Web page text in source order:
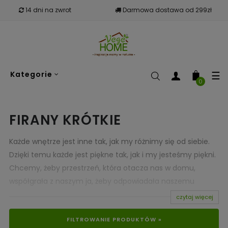
14 dni na zwrot Darmowa dostawa od 299zł
Kategorie ☰
0
FIRANY KRÓTKIE
Każde wnętrze jest inne tak, jak my różnimy się od siebie.
Dzięki temu każde jest piękne tak, jak i my jesteśmy piękni.
Chcemy, żeby przestrzeń, która otacza nas w domu,
poczuciu estetyki, pozwalała poczuć się bezpiecznie i
dawała swobodę. Przecież dom jest właśnie tym
miejscem, gdzie nic nie powinno nam przeszkadzać,
czytaj więcej
FILTROWANIE PRODUKTÓW »